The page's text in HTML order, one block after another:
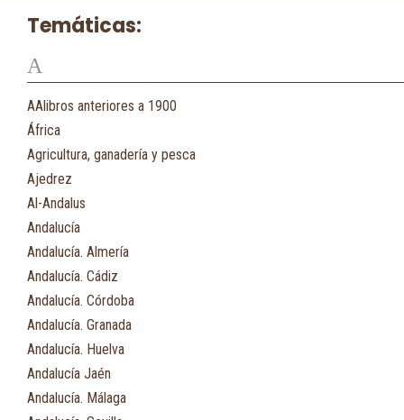
Temáticas:
A
AAlibros anteriores a 1900
África
Agricultura, ganadería y pesca
Ajedrez
Al-Andalus
Andalucía
Andalucía. Almería
Andalucía. Cádiz
Andalucía. Córdoba
Andalucía. Granada
Andalucía. Huelva
Andalucía Jaén
Andalucía. Málaga